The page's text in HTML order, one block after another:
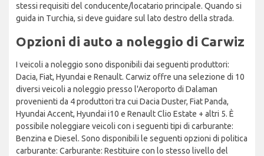
stessi requisiti del conducente/locatario principale. Quando si
guida in Turchia, si deve guidare sul lato destro della strada.
Opzioni di auto a noleggio di Carwiz
I veicoli a noleggio sono disponibili dai seguenti produttori:
Dacia, Fiat, Hyundai e Renault. Carwiz offre una selezione di 10
diversi veicoli a noleggio presso l'Aeroporto di Dalaman
provenienti da 4 produttori tra cui Dacia Duster, Fiat Panda,
Hyundai Accent, Hyundai i10 e Renault Clio Estate + altri 5. È
possibile noleggiare veicoli con i seguenti tipi di carburante:
Benzina e Diesel. Sono disponibili le seguenti opzioni di politica
carburante: Carburante: Restituire con lo stesso livello del